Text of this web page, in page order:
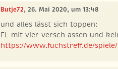
Butje72, 26. Mai 2020, um 13:48
und alles lässt sich toppen:
FL mit vier versch assen und
https://www.fuchstreff.de/spiele/